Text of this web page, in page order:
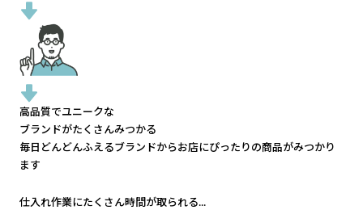
高品質でユニークな
ブランドがたくさんみつかる
毎日どんどんふえるブランドからお店にぴったりの商品がみつかり
ます
仕入れ作業にたくさん時間が取られる...